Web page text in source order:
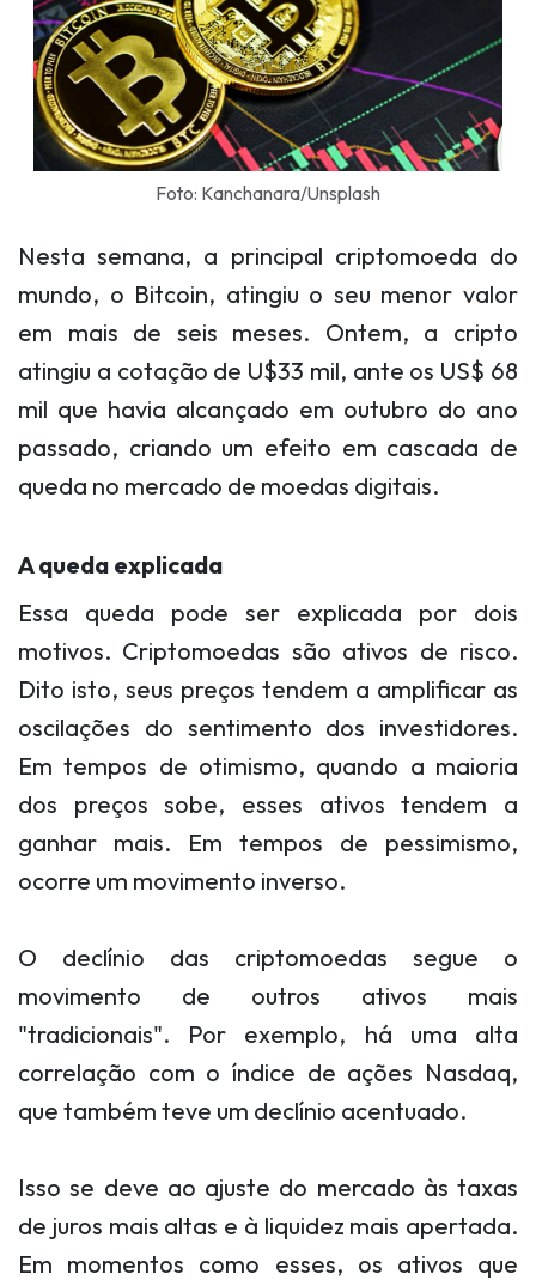
Foto: Kanchanara/Unsplash
Nesta semana, a principal criptomoeda do
mundo, o Bitcoin, atingiu o seu menor valor
em mais de seis meses. Ontem, a cripto
atingiu a cotação de U$33 mil, ante os US$ 68
mil que havia alcançado em outubro do ano
passado, criando um efeito em cascada de
queda no mercado de moedas digitais.
A queda explicada
Essa queda pode ser explicada por dois
motivos. Criptomoedas são ativos de risco.
Dito isto, seus preços tendem a amplificar as
oscilações do sentimento dos investidores.
Em tempos de otimismo, quando a maioria
dos preços sobe, esses ativos tendem a
ganhar mais. Em tempos de pessimismo,
ocorre um movimento inverso.
O declínio das criptomoedas segue o
movimento de outros ativos mais
"tradicionais". Por exemplo, há uma alta
correlação com o índice de ações Nasdaq,
que também teve um declínio acentuado.
Isso se deve ao ajuste do mercado às taxas
de juros mais altas e à liquidez mais apertada.
Em momentos como esses, os ativos que